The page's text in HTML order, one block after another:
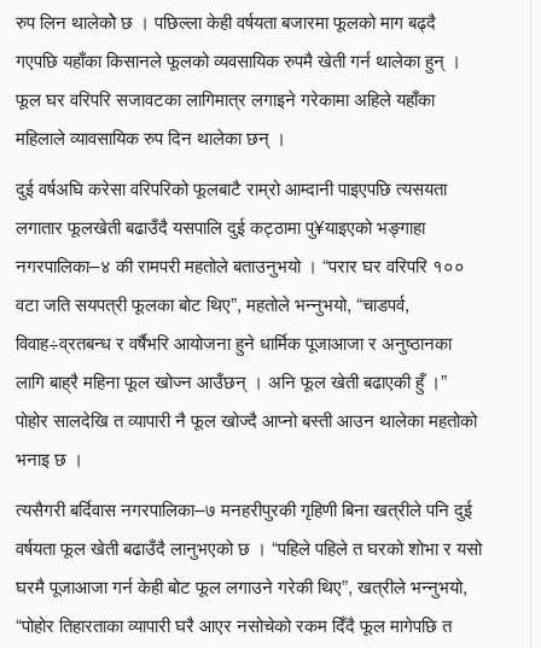
रुप लिन थालेकोे छ । पछिल्ला केही वर्षयता बजारमा फूलको माग बढ्दै
गएपछि यहाँका किसानले फूलको व्यवसायिक रुपमै खेती गर्न थालेका हुन् ।
फूल घर वरिपरि सजावटका लागिमात्र लगाइने गरेकामा अहिले यहाँका
महिलाले व्यावसायिक रुप दिन थालेका छन् ।
दुई वर्षअघि करेसा वरिपरिको फूलबाटै राम्रो आम्दानी पाइएपछि त्यसयता
लगातार फूलखेती बढाउँदै यसपालि दुई कट्ठामा पु¥याइएको भङ्गाहा
नगरपालिका–४ की रामपरी महतोले बताउनुभयो । “परार घर वरिपरि १००
वटा जति सयपत्री फूलका बोट थिए”, महतोले भन्नुभयो, “चाडपर्व,
विवाह÷व्रतबन्ध र वर्षैभरि आयोजना हुने धार्मिक पूजाआजा र अनुष्ठानका
लागि बाह्रै महिना फूल खोज्न आउँछन् । अनि फूल खेती बढाएकी हुँ ।”
पोहोर सालदेखि त व्यापारी नै फूल खोज्दै आप्नो बस्ती आउन थालेका महतोको
भनाइ छ ।
त्यसैगरी बर्दिवास नगरपालिका–७ मनहरीपुरकी गृहिणी बिना खत्रीले पनि दुई
वर्षयता फूल खेती बढाउँदै लानुभएको छ । “पहिले पहिले त घरको शोभा र यसो
घरमै पूजाआजा गर्न केही बोट फूल लगाउने गरेकी थिए”, खत्रीले भन्नुभयो,
“पोहोर तिहारताका व्यापारी घरै आएर नसोचेको रकम दिँदै फूल मागेपछि त